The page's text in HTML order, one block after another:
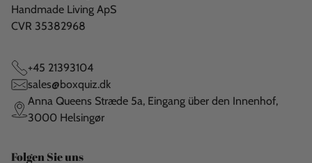
Handmade Living ApS
CVR 35382968
+45 21393104
sales@boxquiz.dk
Anna Queens Stræde 5a, Eingang über den Innenhof,
3000 Helsingør
Folgen Sie uns